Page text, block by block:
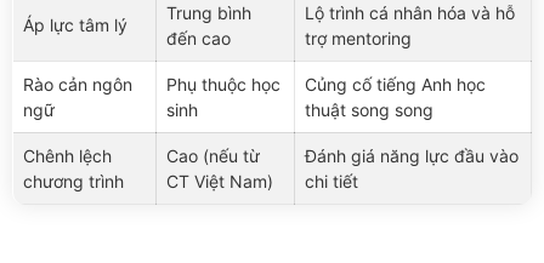
Áp lực tâm lý
Trung bình
đến cao
Lộ trình cá nhân hóa và hỗ
trợ mentoring
Rào cản ngôn
ngữ
Phụ thuộc học
sinh
Củng cố tiếng Anh học
thuật song song
Chênh lệch
chương trình
Cao (nếu từ
CT Việt Nam)
Đánh giá năng lực đầu vào
chi tiết